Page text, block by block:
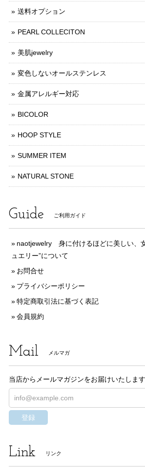
送料オプション
PEARL COLLECITON
美肌jewelry
変色しないオールステンレス
金属アレルギー対応
BICOLOR
HOOP STYLE
SUMMER ITEM
NATURAL STONE
Guide ご利用ガイド
naotjewelry 身に付けるほどに美しい、
ュエリー”について
お問合せ
プライバシーポリシー
特定商取引法に基づく表記
会員規約
Mail メルマガ
当店からメールマガジンをお届けいたします
登録
Link リンク